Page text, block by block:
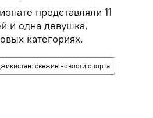
представляли 11
и одна девушка,
категориях.
свежие новости спорта